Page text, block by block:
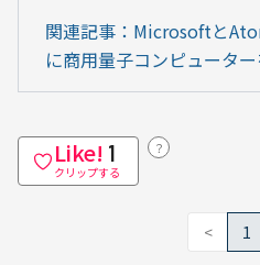
関連記事：Microsoftと
に商用量子コンピュータ
Like! 1
クリップする
？
< 1